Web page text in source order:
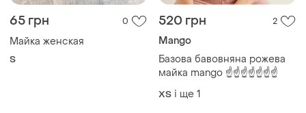
65 грн 0
Майка женская
S
520 грн 2
Mango
Базова бавовняна рожева
майка mango ☝️☝️☝️☝️☝️☝️☝️
ХS і ще 1